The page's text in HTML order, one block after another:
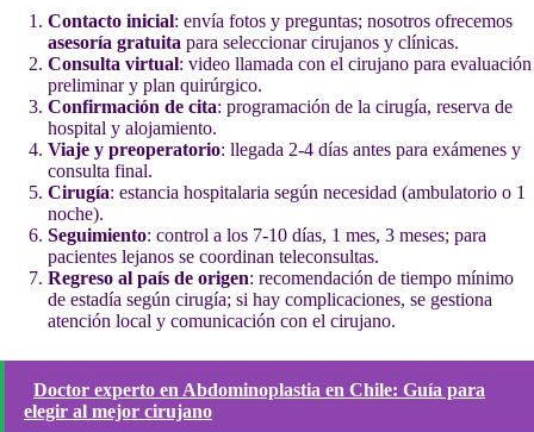
Contacto inicial: envía fotos y preguntas; nosotros ofrecemos
asesoría gratuita para seleccionar cirujanos y clínicas.
Consulta virtual: video llamada con el cirujano para evaluación
preliminar y plan quirúrgico.
Confirmación de cita: programación de la cirugía, reserva de
hospital y alojamiento.
Viaje y preoperatorio: llegada 2-4 días antes para exámenes y
consulta final.
Cirugía: estancia hospitalaria según necesidad (ambulatorio o 1
noche).
Seguimiento: control a los 7-10 días, 1 mes, 3 meses; para
pacientes lejanos se coordinan teleconsultas.
Regreso al país de origen: recomendación de tiempo mínimo
de estadía según cirugía; si hay complicaciones, se gestiona
atención local y comunicación con el cirujano.
Doctor experto en Abdominoplastia en Chile: Guía para
elegir al mejor cirujano